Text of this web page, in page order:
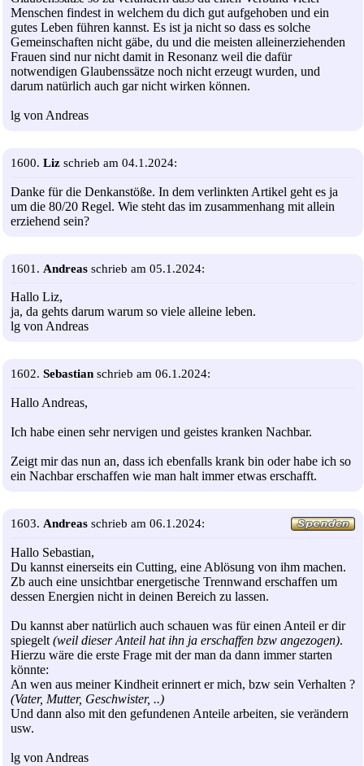
Menschen findest in welchem du dich gut aufgehoben und ein
gutes Leben führen kannst. Es ist ja nicht so dass es solche
Gemeinschaften nicht gäbe, du und die meisten alleinerziehenden
Frauen sind nur nicht damit in Resonanz weil die dafür
notwendigen Glaubenssätze noch nicht erzeugt wurden, und
darum natürlich auch gar nicht wirken können.
lg von Andreas
1600. Liz schrieb am 04.1.2024:
Danke für die Denkanstöße. In dem verlinkten Artikel geht es ja
um die 80/20 Regel. Wie steht das im zusammenhang mit allein
erziehend sein?
1601. Andreas schrieb am 05.1.2024:
Hallo Liz,
ja, da gehts darum warum so viele alleine leben.
lg von Andreas
1602. Sebastian schrieb am 06.1.2024:
Hallo Andreas,
Ich habe einen sehr nervigen und geistes kranken Nachbar.
Zeigt mir das nun an, dass ich ebenfalls krank bin oder habe ich so
ein Nachbar erschaffen wie man halt immer etwas erschafft.
1603. Andreas schrieb am 06.1.2024:
Hallo Sebastian,
Du kannst einerseits ein Cutting, eine Ablösung von ihm machen.
Zb auch eine unsichtbar energetische Trennwand erschaffen um
dessen Energien nicht in deinen Bereich zu lassen.
Du kannst aber natürlich auch schauen was für einen Anteil er dir
spiegelt (weil dieser Anteil hat ihn ja erschaffen bzw angezogen).
Hierzu wäre die erste Frage mit der man da dann immer starten
könnte:
An wen aus meiner Kindheit erinnert er mich, bzw sein Verhalten ?
(Vater, Mutter, Geschwister, ..)
Und dann also mit den gefundenen Anteile arbeiten, sie verändern
usw.
lg von Andreas